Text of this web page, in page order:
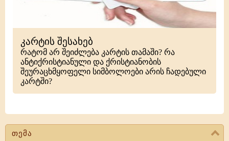
თემა
კარტის შესახებ
რატომ არ შეიძლება კარტის თამაში? რა
ანტიქრისტიანული და ქრისტიანობის
შეურაცხმყოფელი სიმბოლოები არის ჩადებული
კარტში?